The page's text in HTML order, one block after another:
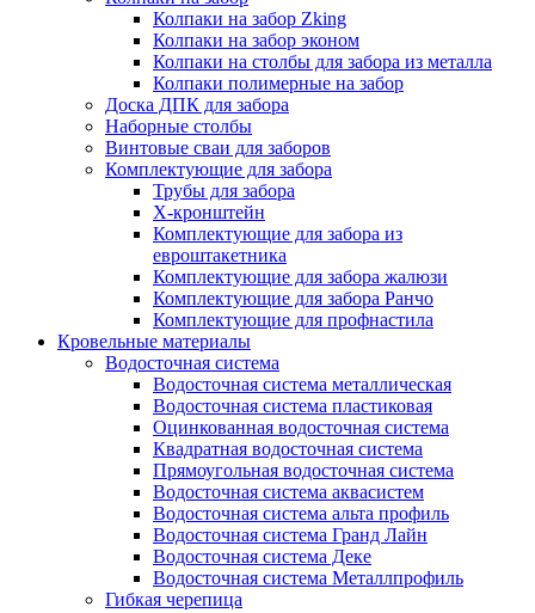
Колпаки на забор Zking
Колпаки на забор эконом
Колпаки на столбы для забора из металла
Колпаки полимерные на забор
Доска ДПК для забора
Наборные столбы
Винтовые сваи для заборов
Комплектующие для забора
Трубы для забора
Х-кронштейн
Комплектующие для забора из
евроштакетника
Комплектующие для забора жалюзи
Комплектующие для забора Ранчо
Комплектующие для профнастила
Кровельные материалы
Водосточная система
Водосточная система металлическая
Водосточная система пластиковая
Оцинкованная водосточная система
Квадратная водосточная система
Прямоугольная водосточная система
Водосточная система аквасистем
Водосточная система альта профиль
Водосточная система Гранд Лайн
Водосточная система Деке
Водосточная система Металлпрофиль
Гибкая черепица